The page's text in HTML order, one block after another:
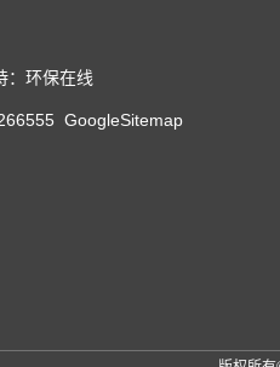
环保在线
GoogleSitemap